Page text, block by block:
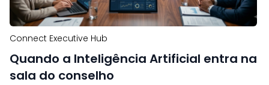
Connect Executive Hub
Quando a Inteligência Artificial entra na
sala do conselho